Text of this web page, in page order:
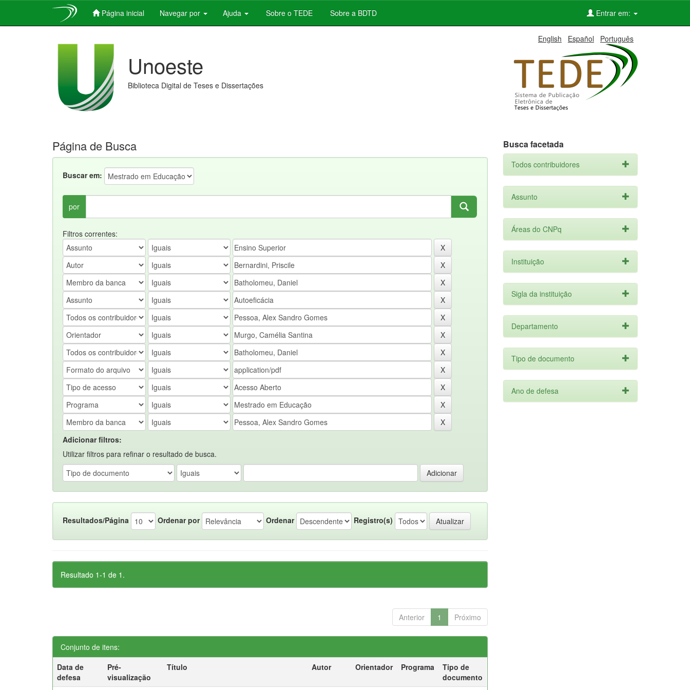
Página inicial Navegar por Ajuda Sobre o TEDE Sobre a BDTD Entrar em:
English Español Português
Unoeste
Biblioteca Digital de Teses e Dissertações
Página de Busca
Buscar em:
por
Filtros correntes:
Adicionar filtros:
Utilizar filtros para refinar o resultado de busca.
Resultados/Página Ordenar por Ordenar Registro(s)
Resultado 1-1 de 1.
Anterior 1 Próximo
Conjunto de itens:
Data de
defesa
Pré-
visualização
Título Autor Orientador Programa
Tipo de
documento
Busca facetada
Todos contribuidores
Assunto
Áreas do CNPq
Instituição
Sigla da instituição
Departamento
Tipo de documento
Ano de defesa